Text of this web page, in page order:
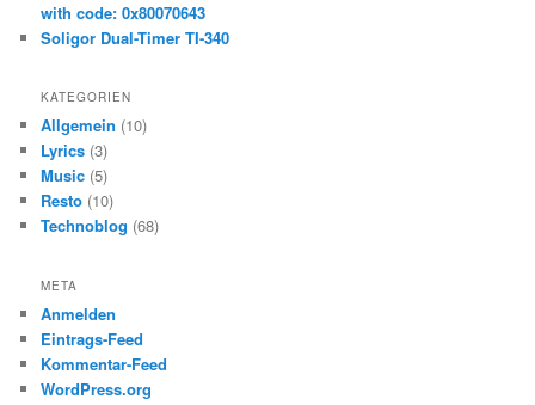
with code: 0x80070643
Soligor Dual-Timer TI-340
KATEGORIEN
Allgemein (10)
Lyrics (3)
Music (5)
Resto (10)
Technoblog (68)
META
Anmelden
Eintrags-Feed
Kommentar-Feed
WordPress.org